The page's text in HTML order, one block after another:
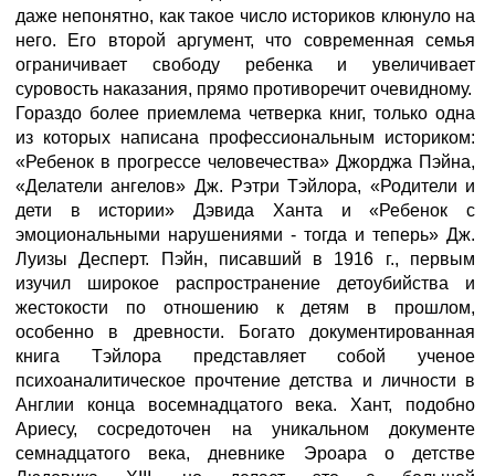
даже непонятно, как такое число историков клюнуло на
него. Его второй аргумент, что современная семья
ограничивает свободу ребенка и увеличивает
суровость наказания, прямо противоречит очевидному.
Гораздо более приемлема четверка книг, только одна
из которых написана профессиональным историком:
«Ребенок в прогрессе человечества» Джорджа Пэйна,
«Делатели ангелов» Дж. Рэтри Тэйлора, «Родители и
дети в истории» Дэвида Ханта и «Ребенок с
эмоциональными нарушениями - тогда и теперь» Дж.
Луизы Десперт. Пэйн, писавший в 1916 г., первым
изучил широкое распространение детоубийства и
жестокости по отношению к детям в прошлом,
особенно в древности. Богато документированная
книга Тэйлора представляет собой ученое
психоаналитическое прочтение детства и личности в
Англии конца восемнадцатого века. Хант, подобно
Ариесу, сосредоточен на уникальном документе
семнадцатого века, дневнике Эроара о детстве